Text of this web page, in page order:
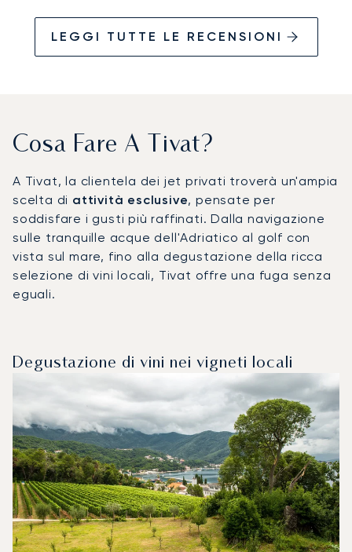
LEGGI TUTTE LE RECENSIONI
Cosa Fare A Tivat?
A Tivat, la clientela dei jet privati troverà un'ampia
scelta di attività esclusive, pensate per
soddisfare i gusti più raffinati. Dalla navigazione
sulle tranquille acque dell'Adriatico al golf con
vista sul mare, fino alla degustazione della ricca
selezione di vini locali, Tivat offre una fuga senza
eguali.
Degustazione di vini nei vigneti locali